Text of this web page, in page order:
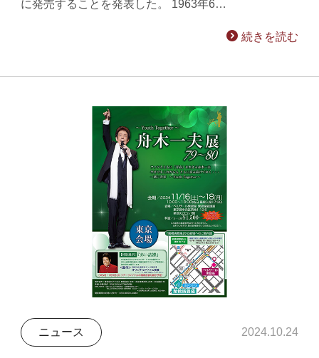
に発売することを発表した。 1963年6…
続きを読む
ニュース 2024.10.24